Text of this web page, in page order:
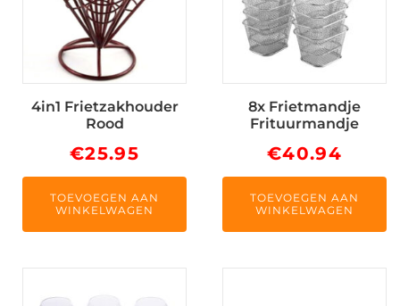
4in1 Frietzakhouder
Rood
€25.95
TOEVOEGEN AAN
WINKELWAGEN
8x Frietmandje
Frituurmandje
€40.94
TOEVOEGEN AAN
WINKELWAGEN